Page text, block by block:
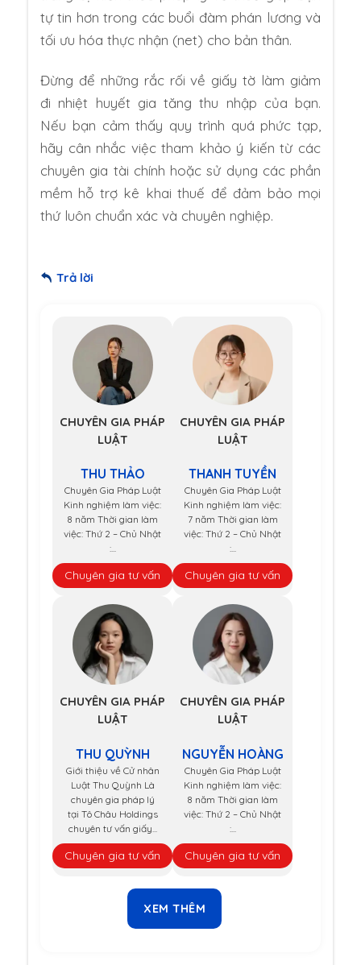
tự tin hơn trong các buổi đàm phán lương và
tối ưu hóa thực nhận (net) cho bản thân.
Đừng để những rắc rối về giấy tờ làm giảm
đi nhiệt huyết gia tăng thu nhập của bạn.
Nếu bạn cảm thấy quy trình quá phức tạp,
hãy cân nhắc việc tham khảo ý kiến từ các
chuyên gia tài chính hoặc sử dụng các phần
mềm hỗ trợ kê khai thuế để đảm bảo mọi
thứ luôn chuẩn xác và chuyên nghiệp.
Trả lời
CHUYÊN GIA PHÁP
LUẬT
THU THẢO
Chuyên Gia Pháp Luật
Kinh nghiệm làm việc:
8 năm Thời gian làm
việc: Thứ 2 – Chủ Nhật
:...
Chuyên gia tư vấn
CHUYÊN GIA PHÁP
LUẬT
THANH TUYỀN
Chuyên Gia Pháp Luật
Kinh nghiệm làm việc:
7 năm Thời gian làm
việc: Thứ 2 – Chủ Nhật
:...
Chuyên gia tư vấn
CHUYÊN GIA PHÁP
LUẬT
THU QUỲNH
Giới thiệu về Cử nhân
Luật Thu Quỳnh Là
chuyên gia pháp lý
tại Tô Châu Holdings
chuyên tư vấn giấy...
Chuyên gia tư vấn
CHUYÊN GIA PHÁP
LUẬT
NGUYỄN HOÀNG
Chuyên Gia Pháp Luật
Kinh nghiệm làm việc:
8 năm Thời gian làm
việc: Thứ 2 – Chủ Nhật
:...
Chuyên gia tư vấn
XEM THÊM